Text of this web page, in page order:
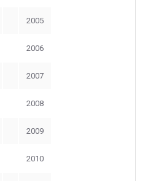
2005
2006
2007
2008
2009
2010